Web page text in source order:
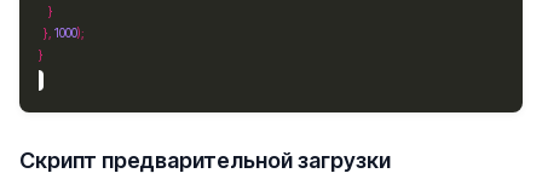
  },
1000
Скрипт предварительной загрузки